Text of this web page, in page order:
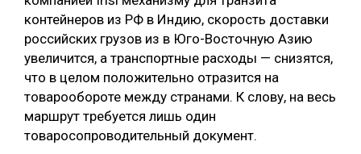
контейнеров из РФ в Индию, скорость доставки
российских грузов из в Юго-Восточную Азию
увеличится, а транспортные расходы — снизятся,
что в целом положительно отразится на
товарообороте между странами. К слову, на весь
маршрут требуется лишь один
товаросопроводительный документ.